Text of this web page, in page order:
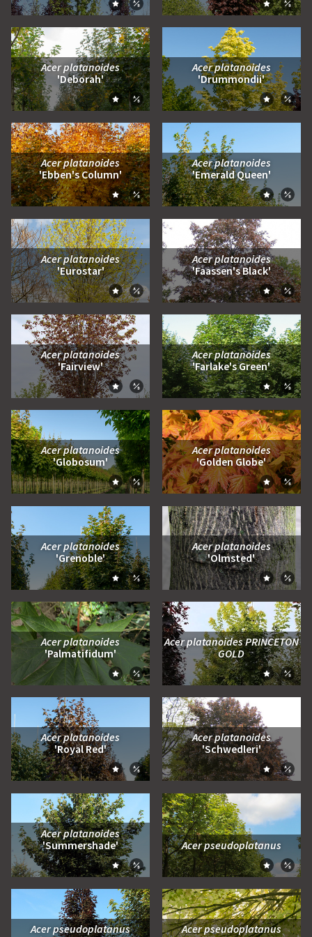
Acer platanoides
'Deborah'
Zum Vergleich hinzufügen
Zum Moodboard hinzufügen
Acer platanoides
'Drummondii'
Zum
Zum
Acer platanoides
'Ebben's Column'
Zum Vergleich hinzufügen
Zum Moodboard hinzufügen
Acer platanoides
'Emerald Queen'
Zum
Acer platanoides
'Eurostar'
Zum Vergleich hinzufügen
Zum Moodboard hinzufügen
Acer platanoides
'Faassen's Black'
Zum
Zum
Acer platanoides
'Fairview'
Zum Vergleich hinzufügen
Zum Moodboard hinzufügen
Acer platanoides
'Farlake's Green'
Zum
Zum
Acer platanoides
'Globosum'
Zum Vergleich hinzufügen
Zum Moodboard hinzufügen
Acer platanoides
'Golden Globe'
Zum
Zum
Acer platanoides
'Grenoble'
Zum Vergleich hinzufügen
Zum Moodboard hinzufügen
Acer platanoides
'Olmsted'
Zum
Acer platanoides
'Palmatifidum'
Zum Vergleich hinzufügen
Zum Moodboard hinzufügen
Acer platanoides PRINCETON
GOLD
Zum
Zum
Acer platanoides
'Royal Red'
Zum Vergleich hinzufügen
Zum Moodboard hinzufügen
Acer platanoides
'Schwedleri'
Zum
Acer platanoides
'Summershade'
Zum Vergleich hinzufügen
Zum Moodboard hinzufügen
Acer pseudoplatanus
Zum
Zum
Acer pseudoplatanus
Acer pseudoplatanus